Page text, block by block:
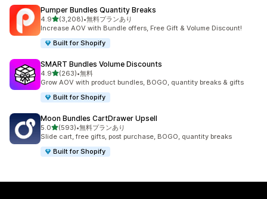
Pumper Bundles Quantity Breaks
4.95つ星中
(3,208)
合計レビュー数：3208件
•無料プランあり
Increase AOV with Bundle offers, Free Gift & Volume Discount!
Built for Shopify
SMART Bundles Volume Discounts
4.95つ星中
(263)
合計レビュー数：263件
•無料
Grow AOV with product bundles, BOGO, quantity breaks & gifts
Built for Shopify
Moon Bundles CartDrawer Upsell
5.05つ星中
(593)
合計レビュー数：593件
•無料プランあり
Slide cart, free gifts, post purchase, BOGO, quantity breaks
Built for Shopify